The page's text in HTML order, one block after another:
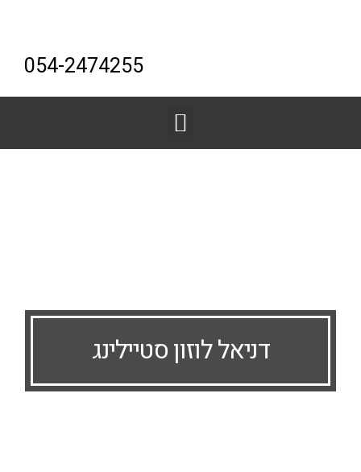
054-2474255
דניאל לוזון סטיילינג